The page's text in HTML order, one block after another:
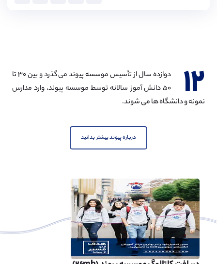
۱۲
دوازده سال از تأسیس موسسه پیوند می گذرد و بین ۳۰ تا
۵۰ دانش آموز سالانه توسط موسسه پیوند، وارد مدارس
نمونه و دانشگاه ها می شوند.
درباره پیوند بیشتر بدانید